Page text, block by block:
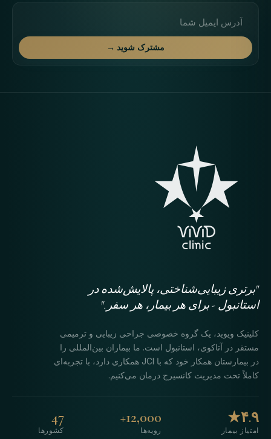
مشترک شوید →
"برتری زیبایی‌شناختی، پالایش‌شده در
استانبول - برای هر بیمار، هر سفر."
کلینیک ویوید، یک گروه خصوصی جراحی زیبایی و ترمیمی
مستقر در آتاکوی، استانبول است. ما بیماران بین‌المللی را
در بیمارستان همکار خود که با JCI همکاری دارد، با تجربه‌ای
کاملاً تحت مدیریت کانسیرج درمان می‌کنیم.
۴.۹★
امتیاز بیمار
12,000+
رویه‌ها
47
کشورها